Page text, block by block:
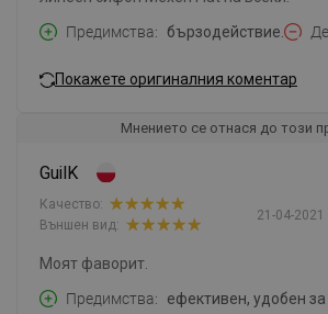
Предимства
бързодействие.
Покажете оригиналния коментар
Мнението се отнася до този
GuilK
21-04-2021
Качество:
Външен вид:
Моят фаворит.
Предимства
ефективен, удобен за